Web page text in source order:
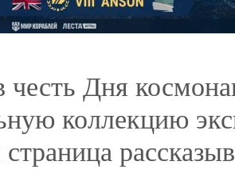
честь Дня
коллекцию